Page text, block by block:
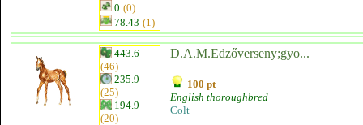
0 (0)
78.43 (1)
443.6
(46)
235.9
(25)
194.9
(20)
D.A.M.Edzőverseny;gyo...
100 pt
English thoroughbred
Colt